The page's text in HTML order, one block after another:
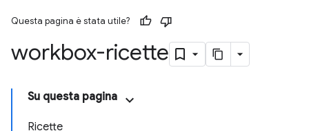
Questa pagina è stata utile?
workbox-ricette
Su questa pagina
Ricette